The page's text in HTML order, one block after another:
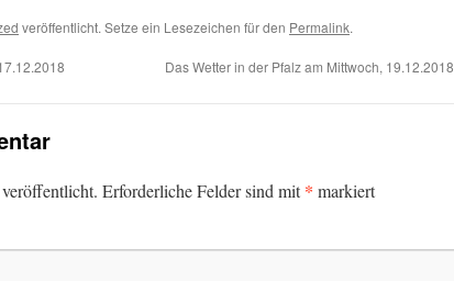
veröffentlicht. Setze ein Lesezeichen für den Permalink.
Das Wetter in der Pfalz am Mittwoch, 19.12.2018
Erforderliche Felder sind mit* markiert